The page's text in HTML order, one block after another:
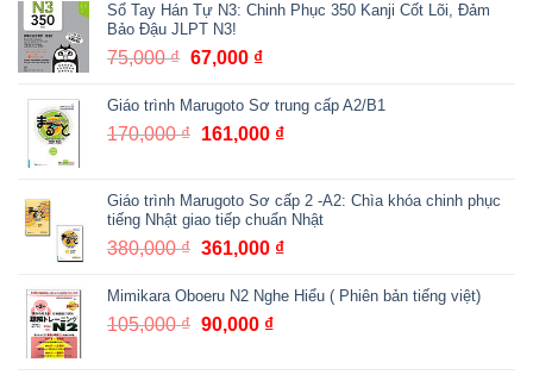
là:
105,000 ₫.
tại
Sổ Tay Hán Tự N3: Chinh Phục 350 Kanji Cốt Lõi, Đảm
Bảo Đậu JLPT N3!
75,000₫ Giá
là:
75,000 ₫.
67,000 ₫Giá
tại
là:
Giáo trình Marugoto Sơ trung cấp A2/B1
170,000₫ Giá
170,000 ₫.
161,000 ₫Giá
là:
Giáo trình Marugoto Sơ cấp 2 -A2: Chìa khóa chinh phục
tiếng Nhật giao tiếp chuẩn Nhật
380,000₫ Giá
là:
380,000 ₫.
361,000 ₫Giá
tại
Mimikara Oboeru N2 Nghe Hiểu ( Phiên bản tiếng việt)
105,000₫ Giá
90,000 ₫Giá